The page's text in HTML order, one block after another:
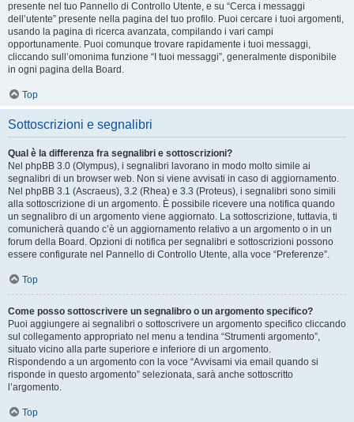
presente nel tuo Pannello di Controllo Utente, e su “Cerca i messaggi
dell’utente” presente nella pagina del tuo profilo. Puoi cercare i tuoi argomenti,
usando la pagina di ricerca avanzata, compilando i vari campi
opportunamente. Puoi comunque trovare rapidamente i tuoi messaggi,
cliccando sull’omonima funzione “I tuoi messaggi”, generalmente disponibile
in ogni pagina della Board.
Top
Sottoscrizioni e segnalibri
Qual è la differenza fra segnalibri e sottoscrizioni?
Nel phpBB 3.0 (Olympus), i segnalibri lavorano in modo molto simile ai
segnalibri di un browser web. Non si viene avvisati in caso di aggiornamento.
Nel phpBB 3.1 (Ascraeus), 3.2 (Rhea) e 3.3 (Proteus), i segnalibri sono simili
alla sottoscrizione di un argomento. È possibile ricevere una notifica quando
un segnalibro di un argomento viene aggiornato. La sottoscrizione, tuttavia, ti
comunicherà quando c’è un aggiornamento relativo a un argomento o in un
forum della Board. Opzioni di notifica per segnalibri e sottoscrizioni possono
essere configurate nel Pannello di Controllo Utente, alla voce “Preferenze”.
Top
Come posso sottoscrivere un segnalibro o un argomento specifico?
Puoi aggiungere ai segnalibri o sottoscrivere un argomento specifico cliccando
sul collegamento appropriato nel menu a tendina “Strumenti argomento”,
situato vicino alla parte superiore e inferiore di un argomento.
Rispondendo a un argomento con la voce “Avvisami via email quando si
risponde in questo argomento” selezionata, sarà anche sottoscritto
l’argomento.
Top